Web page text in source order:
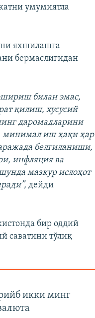
умумиятла
яхшилашга
бермаслигидан
билан эмас,
қилиш, хусусий
даромадларини
минимал иш ҳақи ҳар
белгиланиши,
инфляция ва
мазкур ислоҳот
дейди
бир оддий
саватини тўлиқ
икки минг